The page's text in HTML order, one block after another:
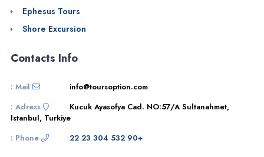
Ephesus Tours
Shore Excursion
Contacts Info
info@toursoption.com
Adress :
Kucuk Ayasofya Cad. NO:57/A Sultanahmet,
Istanbul, Turkiye
Phone :
+90 532 304 23 22